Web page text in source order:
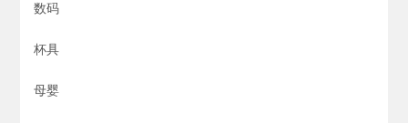
数码
杯具
母婴